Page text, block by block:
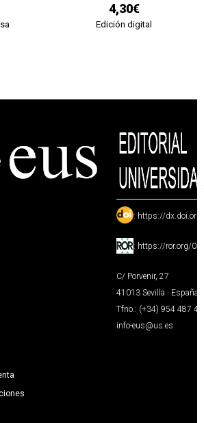
4,30€
Edición digital
: https://
: https://ror.org/
C/ Porvenir, 27
41013 Sevilla · España
Tfno.: (+34) 954 487
info-eus@us.es